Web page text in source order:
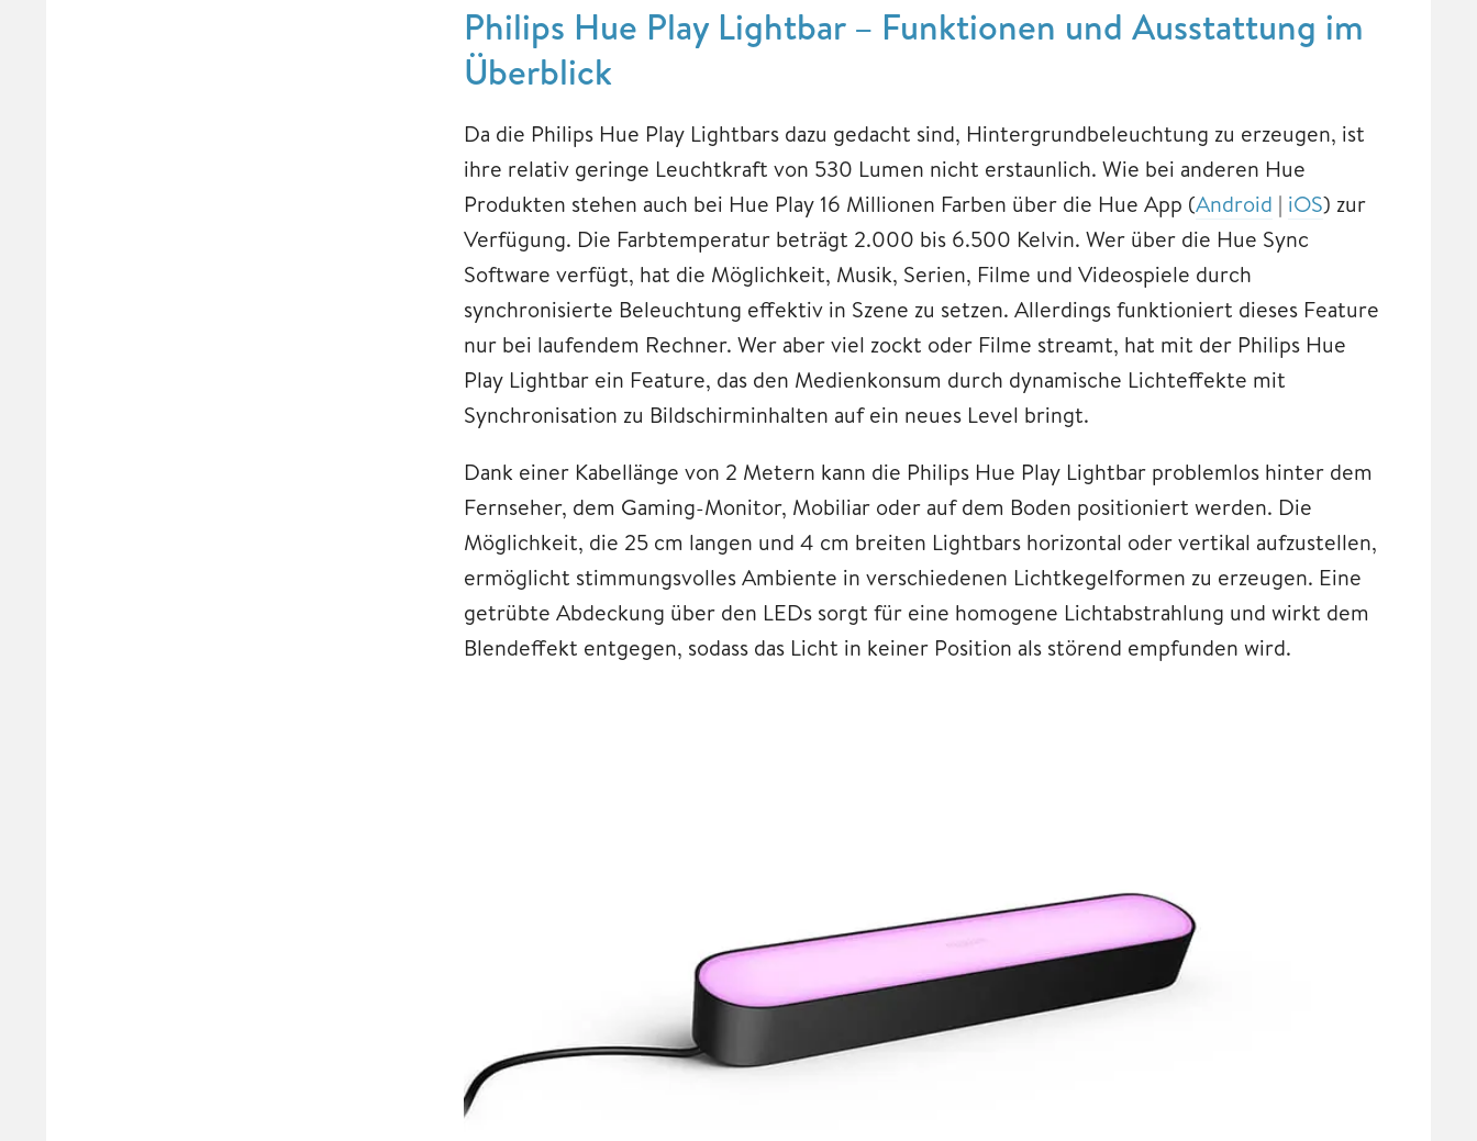
Philips Hue Play Lightbar – Funktionen und Ausstattung im
Überblick
Da die Philips Hue Play Lightbars dazu gedacht sind, Hintergrundbeleuchtung zu erzeugen, ist
ihre relativ geringe Leuchtkraft von 530 Lumen nicht erstaunlich. Wie bei anderen Hue
Produkten stehen auch bei Hue Play 16 Millionen Farben über die Hue App (Android | iOS) zur
Verfügung. Die Farbtemperatur beträgt 2.000 bis 6.500 Kelvin. Wer über die Hue Sync
Software verfügt, hat die Möglichkeit, Musik, Serien, Filme und Videospiele durch
synchronisierte Beleuchtung effektiv in Szene zu setzen. Allerdings funktioniert dieses Feature
nur bei laufendem Rechner. Wer aber viel zockt oder Filme streamt, hat mit der Philips Hue
Play Lightbar ein Feature, das den Medienkonsum durch dynamische Lichteffekte mit
Synchronisation zu Bildschirminhalten auf ein neues Level bringt.
Dank einer Kabellänge von 2 Metern kann die Philips Hue Play Lightbar problemlos hinter dem
Fernseher, dem Gaming-Monitor, Mobiliar oder auf dem Boden positioniert werden. Die
Möglichkeit, die 25 cm langen und 4 cm breiten Lightbars horizontal oder vertikal aufzustellen,
ermöglicht stimmungsvolles Ambiente in verschiedenen Lichtkegelformen zu erzeugen. Eine
getrübte Abdeckung über den LEDs sorgt für eine homogene Lichtabstrahlung und wirkt dem
Blendeffekt entgegen, sodass das Licht in keiner Position als störend empfunden wird.